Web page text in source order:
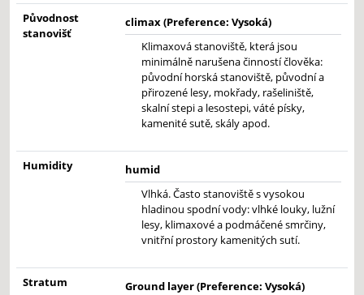
Původnost
stanovišť
climax (Preference: Vysoká)
Klimaxová stanoviště, která jsou
minimálně narušena činností člověka:
původní horská stanoviště, původní a
přirozené lesy, mokřady, rašeliniště,
skalní stepi a lesostepi, váté písky,
kamenité sutě, skály apod.
Humidity
humid
Vlhká. Často stanoviště s vysokou
hladinou spodní vody: vlhké louky, lužní
lesy, klimaxové a podmáčené smrčiny,
vnitřní prostory kamenitých sutí.
Stratum
Ground layer (Preference: Vysoká)